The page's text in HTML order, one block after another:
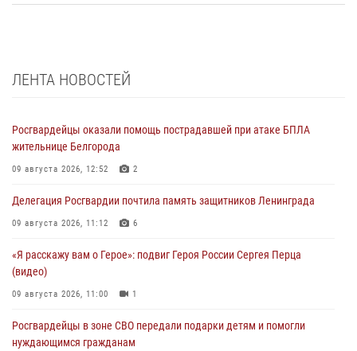
ЛЕНТА НОВОСТЕЙ
Росгвардейцы оказали помощь пострадавшей при атаке БПЛА
жительнице Белгорода
09 августа 2026, 12:52 2
Делегация Росгвардии почтила память защитников Ленинграда
09 августа 2026, 11:12 6
«Я расскажу вам о Герое»: подвиг Героя России Сергея Перца
(видео)
09 августа 2026, 11:00 1
Росгвардейцы в зоне СВО передали подарки детям и помогли
нуждающимся гражданам